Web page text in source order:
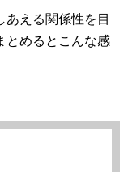
える関係性を目
とめるとこんな感